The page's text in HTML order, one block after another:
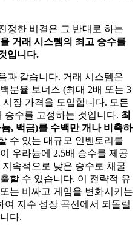
정한 비결은 그 반대로 하는
거래 시스템의 최고 승수를
입니다.
과 같습니다. 거래 시스템은
분율 보너스 (최대 2배 또는 3
장 가격을 도입합니다. 모든
승수를 고정하는 것입니다. 최
, 백금)를 수백만 개나 비축하
수 있는 대규모 인벤토리를
우라늄에 2.5배 승수를 제공
속적으로 낮은 승수로 채굴
할 수 있습니다. 이 전략적 유
는 비싸고 게임을 변화시키는
지수 성장 곡선에서 되돌릴
다.